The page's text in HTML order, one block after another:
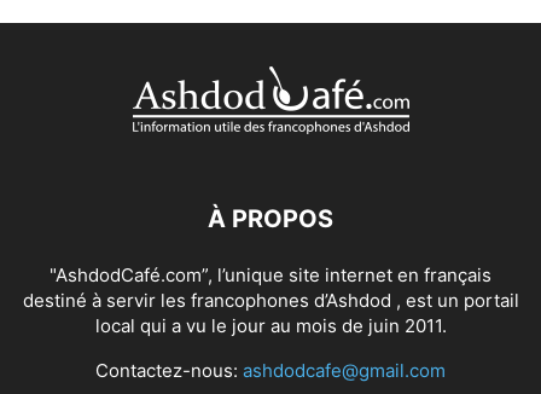
À PROPOS
"AshdodCafé.com”, l’unique site internet en français
destiné à servir les francophones d’Ashdod , est un portail
local qui a vu le jour au mois de juin 2011.
Contactez-nous: ashdodcafe@gmail.com